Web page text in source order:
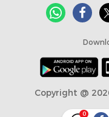
0
Copyright @